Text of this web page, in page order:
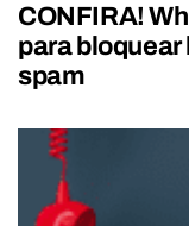
CONFIRA!
para
spam